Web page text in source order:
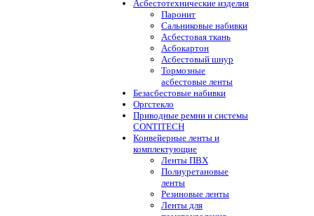
Асбестотехнические изделия
Паронит
Сальниковые набивки
Асбестовая ткань
Асбокартон
Асбестовый шнур
Тормозные
асбестовые ленты
Безасбестовые набивки
Оргстекло
Приводные ремни и системы
CONTITECH
Конвейерные ленты и
комплектующие
Ленты ПВХ
Полиуретановые
ленты
Резиновые ленты
Ленты для